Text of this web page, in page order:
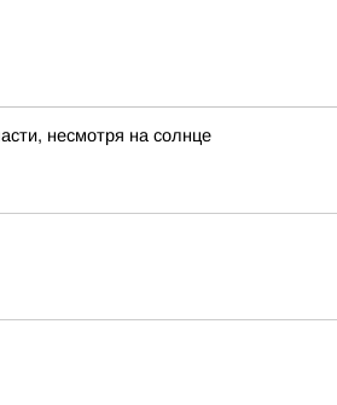
несмотря на солнце